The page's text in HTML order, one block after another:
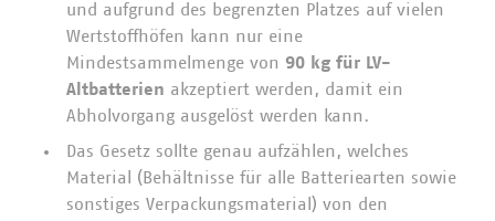
und aufgrund des begrenzten Platzes auf vielen
Wertstoffhöfen kann nur eine
Mindestsammelmenge von 90 kg für LV-
Altbatterien akzeptiert werden, damit ein
Abholvorgang ausgelöst werden kann.
Das Gesetz sollte genau aufzählen, welches
Material (Behältnisse für alle Batteriearten sowie
sonstiges Verpackungsmaterial) von den